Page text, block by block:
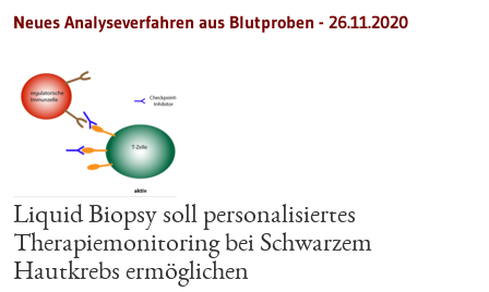
Neues Analyseverfahren aus Blutproben - 26.11.2020
Liquid Biopsy soll personalisiertes
Therapiemonitoring bei Schwarzem
Hautkrebs ermöglichen